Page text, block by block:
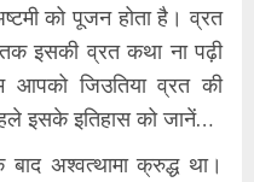
को पूजन होता है। व्रत
इसकी व्रत कथा ना पढ़ी
जिउतिया व्रत की
इसके इतिहास को जानें…
बाद अश्वत्थामा क्रुद्ध था।